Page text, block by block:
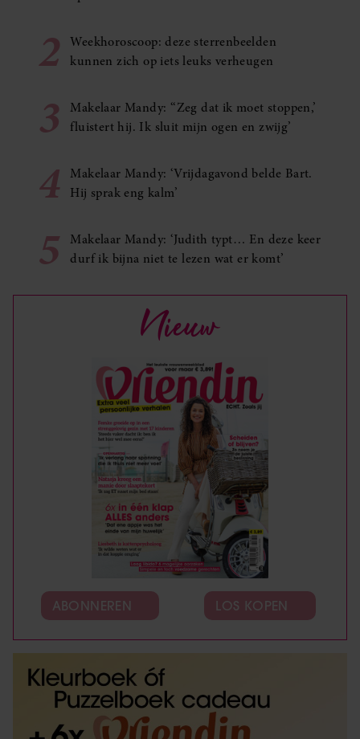
2
Weekhoroscoop: deze sterrenbeelden
kunnen zich op iets leuks verheugen
3
Makelaar Mandy: ‘‘Zeg dat ik moet stoppen,’
fluistert hij. Ik sluit mijn ogen en zwijg’
4
Makelaar Mandy: ‘Vrijdagavond belde Bart.
Hij sprak eng kalm’
5
Makelaar Mandy: ‘Judith typt… En deze keer
durf ik bijna niet te lezen wat er komt’
Nieuw
ABONNEREN LOS KOPEN